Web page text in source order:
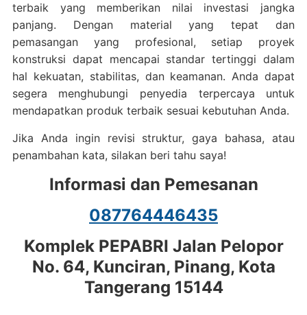
terbaik yang memberikan nilai investasi jangka
panjang. Dengan material yang tepat dan
pemasangan yang profesional, setiap proyek
konstruksi dapat mencapai standar tertinggi dalam
hal kekuatan, stabilitas, dan keamanan. Anda dapat
segera menghubungi penyedia terpercaya untuk
mendapatkan produk terbaik sesuai kebutuhan Anda.
Jika Anda ingin revisi struktur, gaya bahasa, atau
penambahan kata, silakan beri tahu saya!
Informasi dan Pemesanan
087764446435
Komplek PEPABRI Jalan Pelopor
No. 64, Kunciran, Pinang, Kota
Tangerang 15144